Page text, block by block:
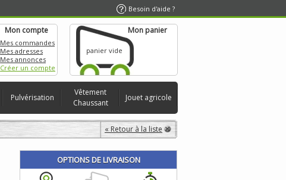
Besoin d'aide ?
Mon compte
Mes commandes
Mes adresses
Mes annonces
Créer un compte
Mon panier
panier vide
Pulvérisation
Vêtement
Chaussant
Jouet agricole
« Retour à la liste
OPTIONS DE LIVRAISON